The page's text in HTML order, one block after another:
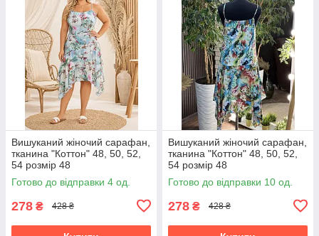
Вишуканий жіночий сарафан,
тканина "Коттон" 48, 50, 52,
54 розмір 48
Готово до відправки 4 од.
278 ₴ 428 ₴
Вишуканий жіночий сарафан,
тканина "Коттон" 48, 50, 52,
54 розмір 48
Готово до відправки 10 од.
278 ₴ 428 ₴